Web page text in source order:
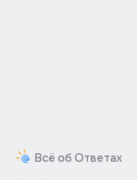
Всё об Ответах